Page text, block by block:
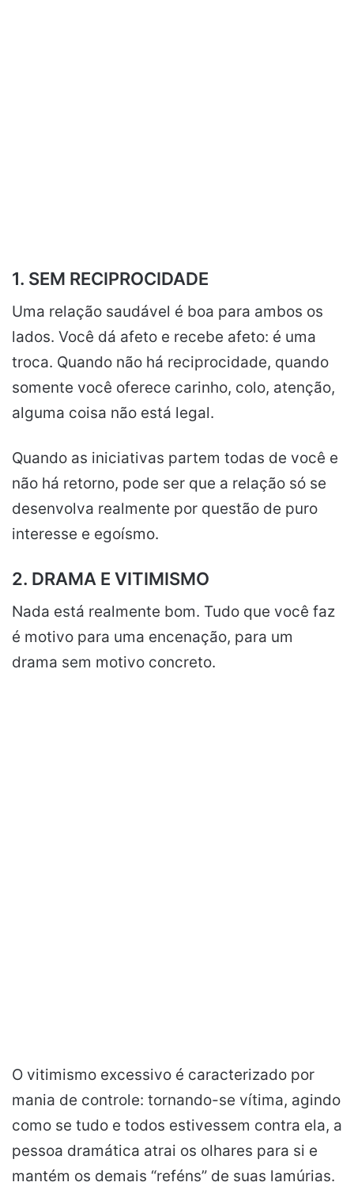
1. SEM RECIPROCIDADE
Uma relação saudável é boa para ambos os
lados. Você dá afeto e recebe afeto: é uma
troca. Quando não há reciprocidade, quando
somente você oferece carinho, colo, atenção,
alguma coisa não está legal.
Quando as iniciativas partem todas de você e
não há retorno, pode ser que a relação só se
desenvolva realmente por questão de puro
interesse e egoísmo.
2. DRAMA E VITIMISMO
Nada está realmente bom. Tudo que você faz
é motivo para uma encenação, para um
drama sem motivo concreto.
O vitimismo excessivo é caracterizado por
mania de controle: tornando-se vítima, agindo
como se tudo e todos estivessem contra ela, a
pessoa dramática atrai os olhares para si e
mantém os demais “reféns” de suas lamúrias.